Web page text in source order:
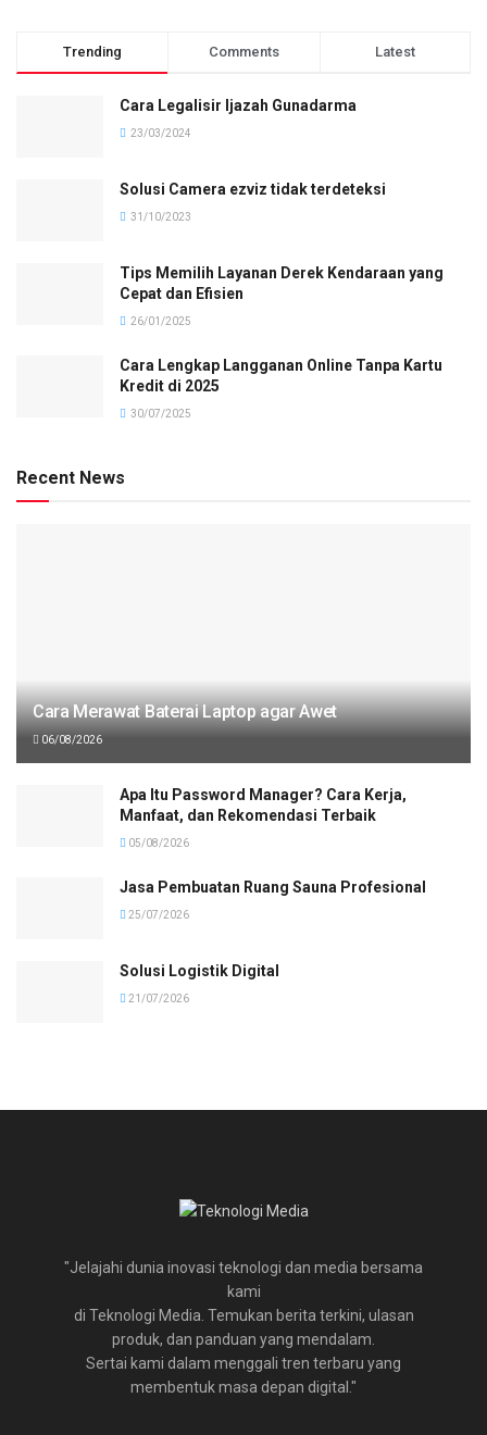
Trending Comments Latest
Cara Legalisir Ijazah Gunadarma
23/03/2024
Solusi Camera ezviz tidak terdeteksi
31/10/2023
Tips Memilih Layanan Derek Kendaraan yang
Cepat dan Efisien
26/01/2025
Cara Lengkap Langganan Online Tanpa Kartu
Kredit di 2025
30/07/2025
Recent News
Cara Merawat Baterai Laptop agar Awet
06/08/2026
Apa Itu Password Manager? Cara Kerja,
Manfaat, dan Rekomendasi Terbaik
05/08/2026
Jasa Pembuatan Ruang Sauna Profesional
25/07/2026
Solusi Logistik Digital
21/07/2026
"Jelajahi dunia inovasi teknologi dan media bersama
kami
di Teknologi Media. Temukan berita terkini, ulasan
produk, dan panduan yang mendalam.
Sertai kami dalam menggali tren terbaru yang
membentuk masa depan digital."